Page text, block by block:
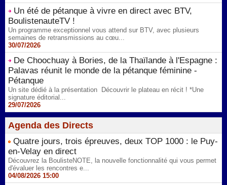
Un été de pétanque à vivre en direct avec BTV,
BoulistenauteTV !
Un programme exceptionnel vous attend sur BTV, avec plusieurs
semaines de retransmissions au cœu...
30/07/2026
De Choochuay à Bories, de la Thaïlande à l'Espagne :
Palavas réunit le monde de la pétanque féminine -
Pétanque
Un site dédié à la présentation Découvrir le plateau en récit ! *Une
signature éditorial...
29/07/2026
Agenda des Directs
Quatre jours, trois épreuves, deux TOP 1000 : le Puy-
en-Velay en direct
Découvrez la BoulisteNOTE, la nouvelle fonctionnalité qui vous permet
d'évaluer les rencontres e...
04/08/2026 15:00